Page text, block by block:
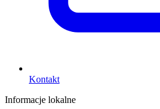
Kontakt
Informacje lokalne